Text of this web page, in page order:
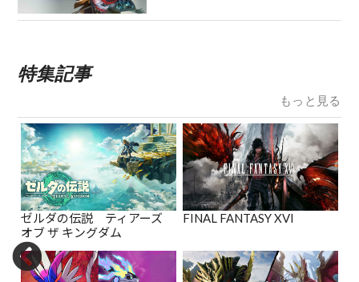
特集記事
もっと見る
ゼルダの伝説 ティアーズ
オブ ザ キングダム
FINAL FANTASY XVI